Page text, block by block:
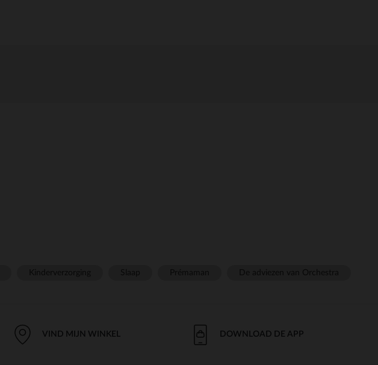
VIND MIJN WINKEL DOWNLOAD DE APP